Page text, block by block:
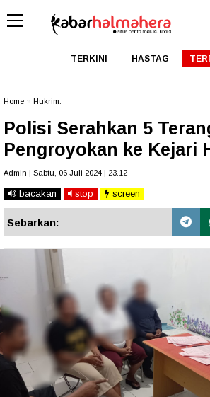
TERKINI HASTAG
Home Hukrim.
Polisi Serahkan 5
Pengroyokan ke Kejari
Admin | Sabtu, 06 Juli 2024 | 23.12
bacakan stop screen
Sebarkan: